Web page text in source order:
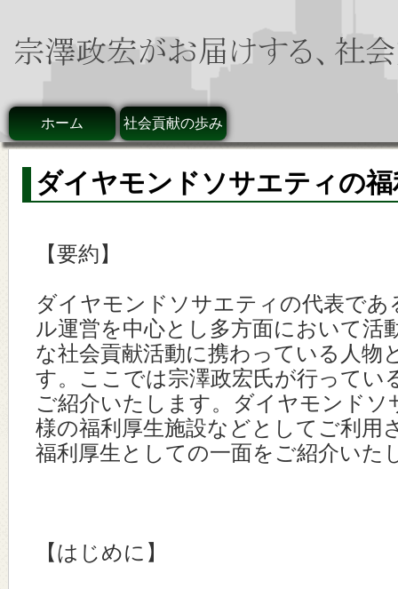
ホーム 社会貢献の歩み
ダイヤモンドソサエティの
【要約】
ダイヤモンドソサエティの代表であ
ル運営を中心とし多方面において活
な社会貢献活動に携わっている人物
す。ここでは宗澤政宏氏が行ってい
ご紹介いたします。ダイヤモンドソ
様の福利厚生施設などとしてご利用
福利厚生としての一面をご紹介いた
【はじめに】